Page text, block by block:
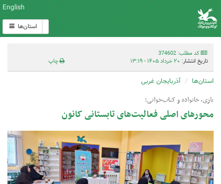
English
استان‌ها
کد مطلب: 374602
تاریخ انتشار: ۲۰ خرداد ۱۴۰۵ - ۱۳:۱۹ چاپ
استان‌ها آذربایجان غربی
بازی، خانواده و کتاب‌خوانی؛
محورهای اصلی فعالیت‌های تابستانی کانون